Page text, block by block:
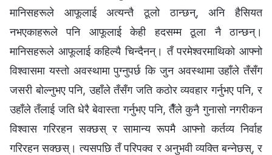
मानिसहरूले आफूलाई अत्यन्तै ठूलो ठान्छन्, अनि हैसियत
नभएकाहरूले पनि आफूलाई केही हदसम्म ठूला नै ठान्छन्।
मानिसहरूले आफूलाई कहिल्यै चिन्दैनन्। तँ परमेश्‍वरमाथिको आफ्‍नो
विश्‍वासमा यस्तो अवस्थामा पुग्‍नुपर्छ कि जुन अवस्थामा उहाँले तँसँग
जसरी बोल्‍नुभए पनि, उहाँले तँसँग जति कठोर व्यवहार गर्नुभए पनि, र
उहाँले तँलाई जति धेरै बेवास्ता गर्नुभए पनि, तैँले कुनै गुनासो नगरीकन
विश्‍वास गरिरहन सक्छस् र सामान्य रूपमै आफ्‍नो कर्तव्य निर्वाह
गरिरहन सक्छस्। त्यसपछि तँ परिपक्‍व र अनुभवी व्यक्ति बन्‍नेछस्, र